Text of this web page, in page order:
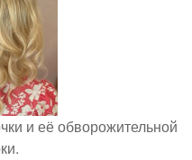
и её обворожительной